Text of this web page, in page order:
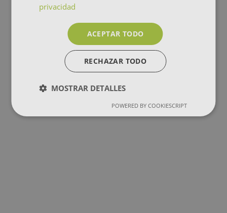
privacidad
ACEPTAR TODO
RECHAZAR TODO
MOSTRAR DETALLES
POWERED BY COOKIESCRIPT